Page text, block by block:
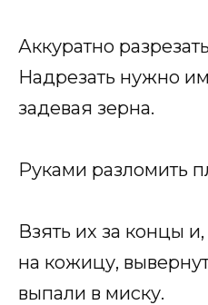
Аккуратно
Надрезать нужно
задевая зерна.
Руками разломить
Взять их за концы
на кожицу,
выпали в миску.